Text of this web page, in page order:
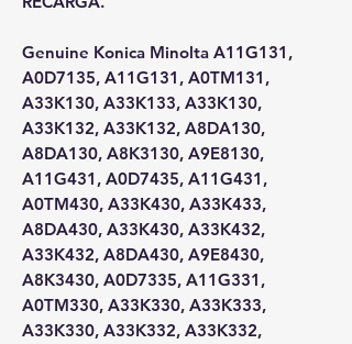
Genuine Konica Minolta A11G131,
A0D7135, A11G131, A0TM131,
A33K130, A33K133, A33K130,
A33K132, A33K132, A8DA130,
A8DA130, A8K3130, A9E8130,
A11G431, A0D7435, A11G431,
A0TM430, A33K430, A33K433,
A8DA430, A33K430, A33K432,
A33K432, A8DA430, A9E8430,
A8K3430, A0D7335, A11G331,
A0TM330, A33K330, A33K333,
A33K330, A33K332, A33K332,